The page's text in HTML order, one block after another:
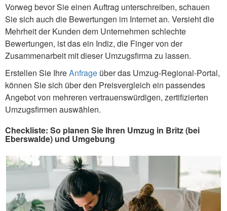
Vorweg bevor Sie einen Auftrag unterschreiben, schauen
Sie sich auch die Bewertungen im Internet an. Versieht die
Mehrheit der Kunden dem Unternehmen schlechte
Bewertungen, ist das ein Indiz, die Finger von der
Zusammenarbeit mit dieser Umzugsfirma zu lassen.
Erstellen Sie IhreAnfrage über das Umzug-Regional-Portal,
können Sie sich über den Preisvergleich ein passendes
Angebot von mehreren vertrauenswürdigen, zertifizierten
Umzugsfirmen auswählen.
Checkliste: So planen Sie Ihren Umzug in Britz (bei
Eberswalde) und Umgebung